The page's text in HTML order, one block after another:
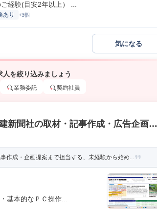
経験(目安2年以上） ...
あり +3個
気になる
人を絞り込みましょう
業務委託 契約社員
新聞社の取材・記事作成・広告企画営
作成・企画提案まで担当する、未経験から始め...
基本的なＰＣ操作...